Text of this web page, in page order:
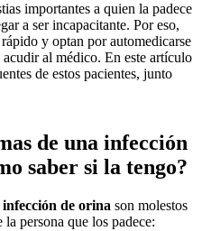
importantes a quien la padece
a ser incapacitante. Por eso,
y optan por automedicarse
al médico. En este artículo
de estos pacientes, junto
de una infección
saber si la tengo?
de orina son molestos
persona que los padece: